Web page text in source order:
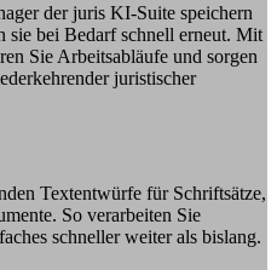
der juris KI-Suite speichern
sie bei Bedarf schnell erneut. Mit
Sie Arbeitsabläufe und sorgen
juristischer
Textentwürfe für Schriftsätze,
So verarbeiten Sie
schneller weiter als bislang.